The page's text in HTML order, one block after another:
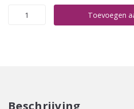
Toevoegen
Beschrijving